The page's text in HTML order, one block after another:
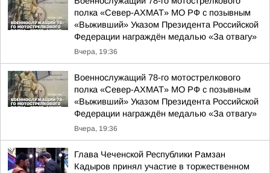
полка «Север-АХМАТ» МО РФ с позывным
«Выживший» Указом Президента Российской
Федерации награждён медалью «За отвагу»
Вчера, 19:36
Военнослужащий 78-го мотострелкового
полка «Север-АХМАТ» МО РФ с позывным
«Выживший» Указом Президента Российской
Федерации награждён медалью «За отвагу»
Вчера, 19:36
Глава Чеченской Республики Рамзан
Кадыров принял участие в торжественном